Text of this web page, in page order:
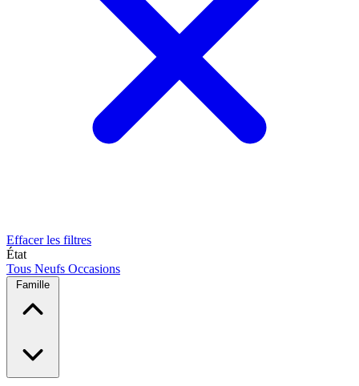
Effacer les filtres
État
Tous Neufs Occasions
Famille